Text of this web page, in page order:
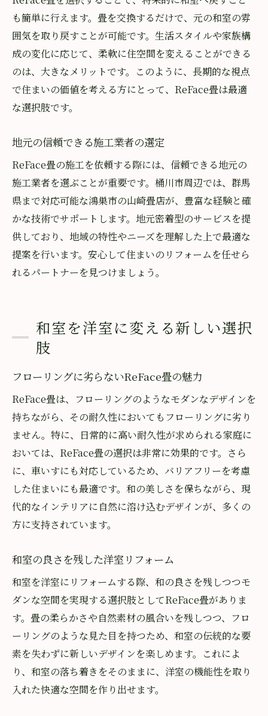
も簡単に行えます。畳を交換するだけで、元の和室の雰
囲気を取り戻すことが可能です。生活スタイルや家族構
成の変化に応じて、柔軟に住空間を変えることができる
のは、大きなメリットです。このように、長期的な視点
で住まいの価値を考える方にとって、ReFace畳は最適
な選択肢です。
地元の信頼できる施工業者の選定
ReFace畳の施工を依頼する際には、信頼できる地元の
施工業者を選ぶことが重要です。桶川市周辺では、群馬
県まで対応可能な鴻巣市の山崎畳店が、豊富な経験と確
かな技術でサポートします。地元密着型のサービスを提
供しており、地域の特性やニーズを理解した上で最適な
提案を行います。安心して住まいのリフォームを任せら
れるパートナーを見つけましょう。
和室を洋室に変える新しい選択
肢
フローリングに劣らないReFace畳の魅力
ReFace畳は、フローリングのようなモダンなデザインを
持ちながら、その耐久性においてもフローリングに劣り
ません。特に、日常的に高い耐久性が求められる家庭に
おいては、ReFace畳の選択は非常に効果的です。さら
に、車いすにも対応しているため、バリアフリーを考慮
した住まいにも最適です。和の美しさを保ちながら、現
代的なインテリアに自然に溶け込むデザインが、多くの
方に支持されています。
和室の良さを残した洋室リフォーム
和室を洋室にリフォームする際、和の良さを残しつつモ
ダンな空間を実現する選択肢としてReFace畳がありま
す。畳の柔らかさや自然素材の風合いを残しつつ、フロ
ーリングのような見た目を持つため、和室の伝統的な要
素を失わずに新しいデザインを楽しめます。これによ
り、和室の落ち着きをそのままに、洋室の機能性を取り
入れた快適な空間を作り出せます。